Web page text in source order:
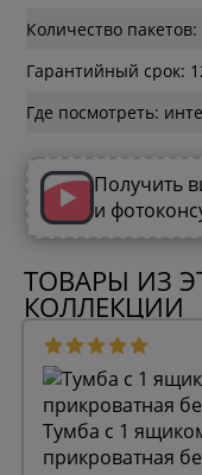
Количество пакетов:
Гарантийный срок:
Где посмотреть:
Получить
и
ТОВАРЫ ИЗ
КОЛЛЕКЦИИ
Тумба с 1
прикроватная